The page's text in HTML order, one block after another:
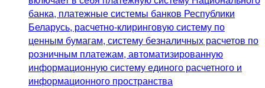
банка, платежные системы банков Республики
Беларусь, расчетно-клиринговую систему по
ценным бумагам, систему безналичных расчетов по
розничным платежам, автоматизированную
информационную систему единого расчетного и
информационного пространства